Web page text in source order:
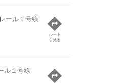
ール１号線
ルート
を見る
ル１号線